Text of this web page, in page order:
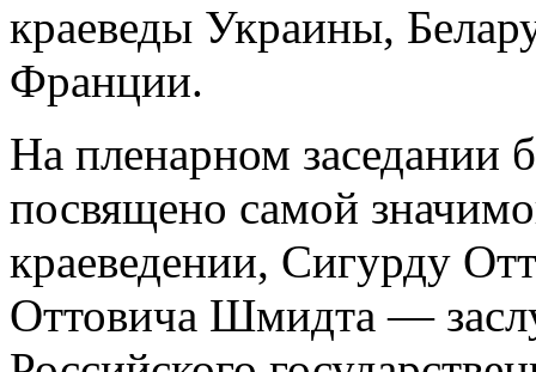
краеведы Украины,
Франции.
На пленарном заседании
посвящено самой
краеведении, Сигурду
Оттовича Шмидта —